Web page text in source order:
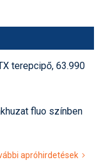
terepcipő, 63.990
fluo színben
apróhirdetések